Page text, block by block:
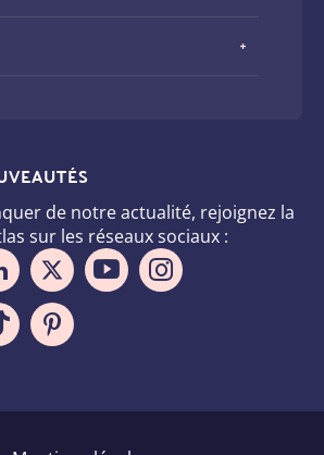
de notre actualité, rejoignez la
sur les réseaux sociaux :